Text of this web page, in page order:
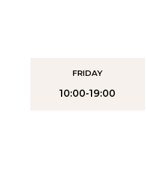
FRIDAY
10:00-19:00